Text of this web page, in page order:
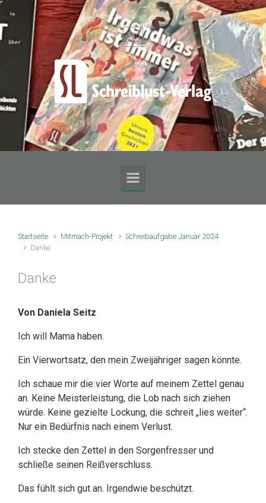
Zum Hauptinhalt springen
Startseite Mitmach-Projekt
Schreibaufgabe Januar 2024
Danke
Danke
Von Daniela Seitz
Ich will Mama haben.
Ein Vierwortsatz, den mein Zweijähriger sagen könnte.
Ich schaue mir die vier Worte auf meinem Zettel genau
an. Keine Meisterleistung, die Lob nach sich ziehen
würde. Keine gezielte Lockung, die schreit „lies weiter“.
Nur ein Bedürfnis nach einem Verlust.
Ich stecke den Zettel in den Sorgenfresser und
schließe seinen Reißverschluss.
Das fühlt sich gut an. Irgendwie beschützt.